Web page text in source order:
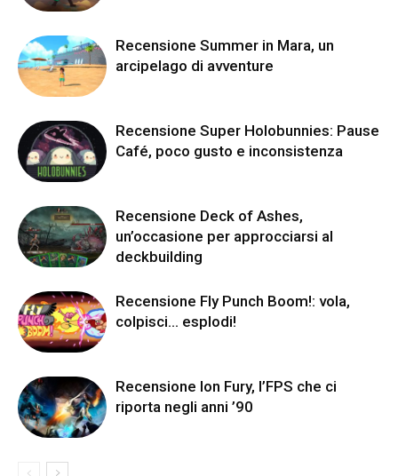
Recensione Summer in Mara, un
arcipelago di avventure
Recensione Super Holobunnies: Pause
Café, poco gusto e inconsistenza
Recensione Deck of Ashes,
un’occasione per approcciarsi al
deckbuilding
Recensione Fly Punch Boom!: vola,
colpisci… esplodi!
Recensione Ion Fury, l’FPS che ci
riporta negli anni ’90